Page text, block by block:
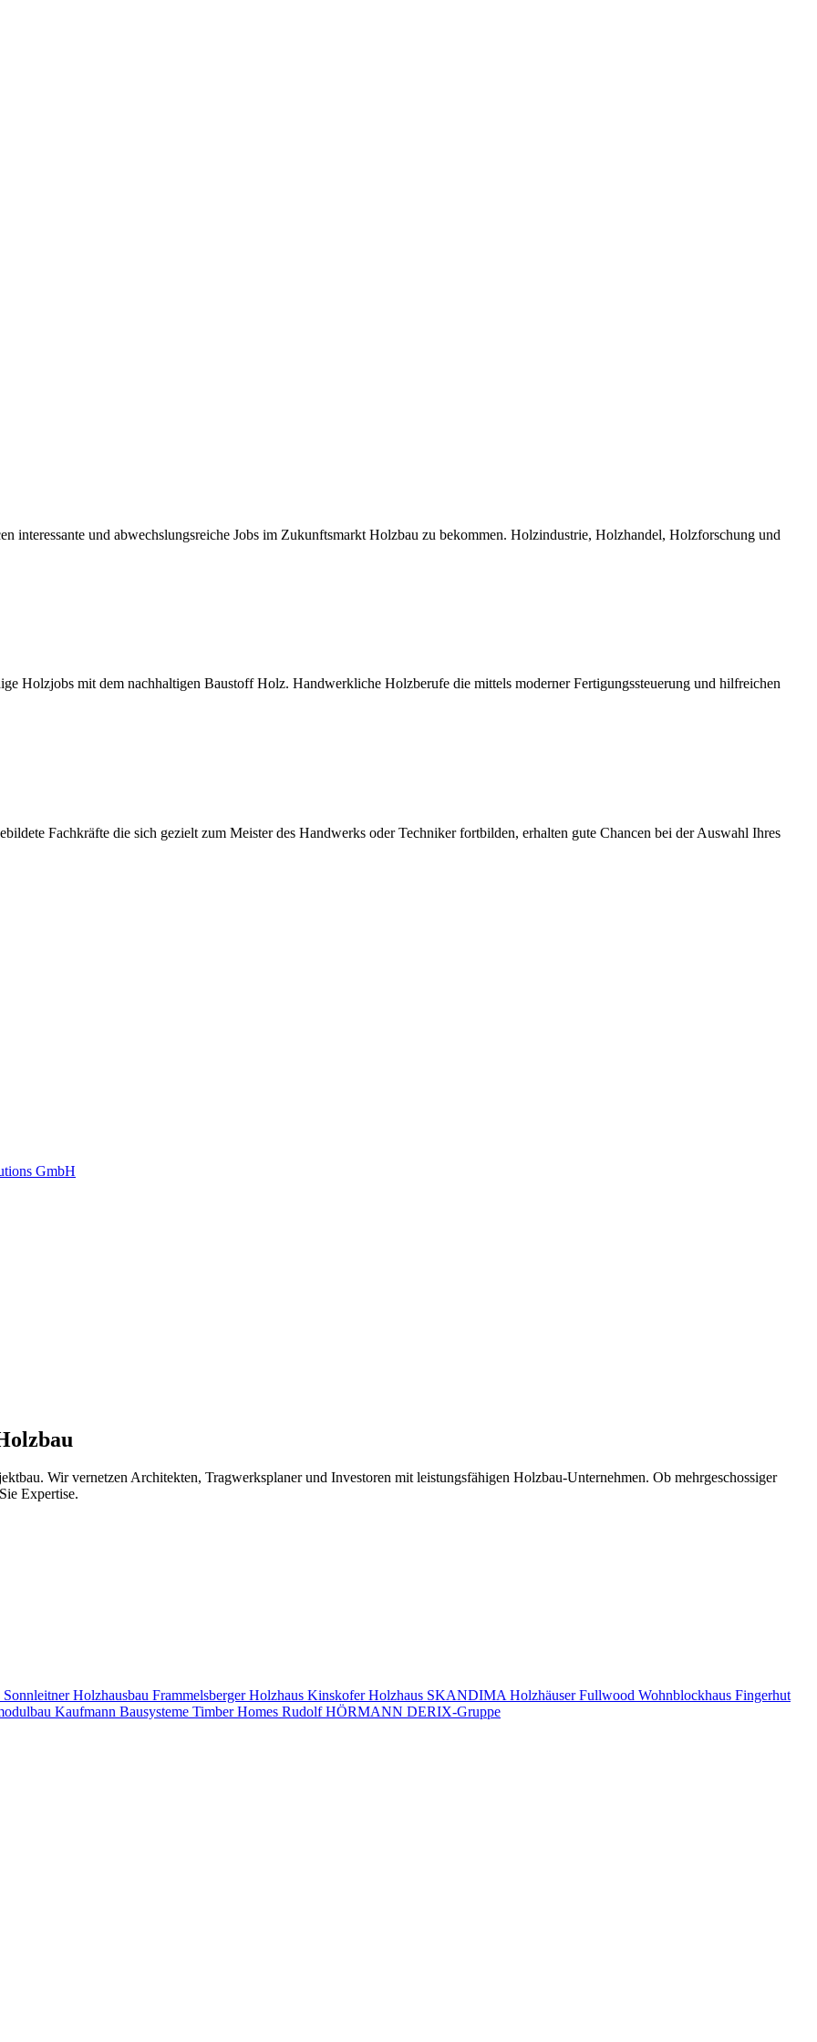
interessante und abwechslungsreiche Jobs im Zukunftsmarkt Holzbau zu bekommen. Holzindustrie, Holzhandel, Holzforschung und
Holzjobs mit dem nachhaltigen Baustoff Holz. Handwerkliche Holzberufe die mittels moderner Fertigungssteuerung und hilfreichen
Fachkräfte die sich gezielt zum Meister des Handwerks oder Techniker fortbilden, erhalten gute Chancen bei der Auswahl Ihres
Wir vernetzen Architekten, Tragwerksplaner und Investoren mit leistungsfähigen Holzbau-Unternehmen. Ob mehrgeschossiger
Expertise.
Sonnleitner Holzhausbau Frammelsberger Holzhaus Kinskofer Holzhaus SKANDIMA HolzhäuserFullwood Wohnblockhaus Fingerhut
Kaufmann Bausysteme Timber Homes Rudolf HÖRMANN DERIX-Gruppe